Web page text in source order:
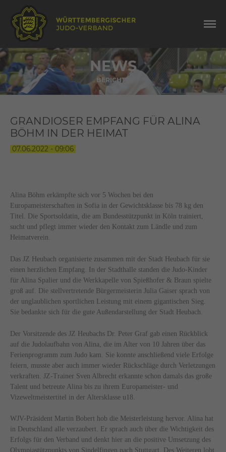
NEWS
BERICHTE
GRANDIOSER EMPFANG FÜR ALINA
BÖHM IN DER HEIMAT
07.06.2022 - 09:06
Alina Böhm erkämpfte sich vor 5 Wochen bei den
Europameisterschaften in Sofia in der Gewichtsklasse bis 78 kg den
Titel. Die Sportsoldatin, die am Bundesstützpunkt in Köln trainiert,
sucht und pflegt immer wieder den Kontakt zum Ländle und zum
Heimatverein.
Das JZ Heubach organisierte zusammen mit der Stadt Heubach für sie
einen herzlichen Empfang. In der Stadthalle standen die Judo-Kinder
für Alina Spalier und die Werkkapelle von Spießhofer & Braun spielte
groß auf. Die stellvertretende Bürgermeisterin Julia Gaiser sprach von
der unglaublichen sportlichen Leistung mit einem gigantischen Sieg.
Sie bedankte sich für die gute Außendarstellung der Stadt Heubach.
Der Vorsitzende des JZ Heubachs Dr. Peter Graf gab einen Rückblick
auf die Judolaufbahn von Alina, die im Alter von 10 Jahren über das
Ferienprogramm zum Judo kam. Sie konnte anschließend viele Erfolge
feiern, musste aber auch immer wieder Rückschläge durch Verletzungen
verkraften. JZ-Trainer Sven Albrecht erkannte schon damals das große
Talent und betreute Alina bis zu ihrem Europameister- und
Vizeweltmeistertitel in der Altersklasse u18.
WJV-Präsident Martin Bobert hob die Meisterleistung hervor. Alina hat
in Deutschland alle verzaubert. Er sprach auch über die Wichtigkeit des
Erfolgs für den Verband und denkt hier an die positive Umsetzung des
Olympiastützpunkts von Sindelfingen nach Stuttgart. Des Weiteren lobt